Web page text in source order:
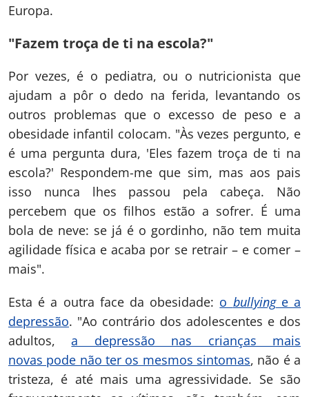
Europa.
"Fazem troça de ti na escola?"
Por vezes, é o pediatra, ou o nutricionista que
ajudam a pôr o dedo na ferida, levantando os
outros problemas que o excesso de peso e a
obesidade infantil colocam. "Às vezes pergunto, e
é uma pergunta dura, 'Eles fazem troça de ti na
escola?' Respondem-me que sim, mas aos pais
isso nunca lhes passou pela cabeça. Não
percebem que os filhos estão a sofrer. É uma
bola de neve: se já é o gordinho, não tem muita
agilidade física e acaba por se retrair – e comer –
mais".
Esta é a outra face da obesidade: o bullyinge a
depressão. "Ao contrário dos adolescentes e dos
adultos,a depressão nas crianças mais
novas pode não ter os mesmos sintomas, não é a
tristeza, é até mais uma agressividade. Se são